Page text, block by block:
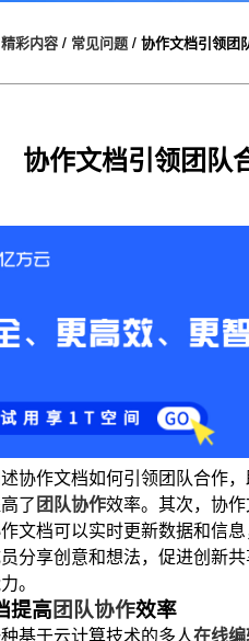
精彩内容 / 常见问题 / 协作文档引领团
协作文档引领团队
协作文档如何引领团队合作
了团队协作效率。其次，协
文档可以实时更新数据和信
分享创意和想法，促进创新
。
提高团队协作效率
基于云计算技术的多人在线